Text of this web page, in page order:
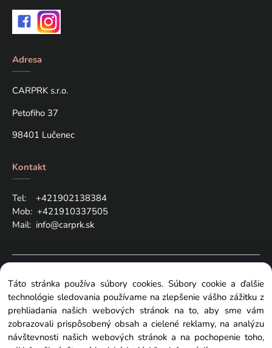
Adresa
CARPRK s.r.o.
Petofiho 37
98401 Lučenec
Kontakt
Tel: +421902138384
Mob: +421910337505
Mail: info@carprk.sk
Zmeniť nastavenia cookies
Táto stránka používa súbory cookies. Súbory cookie a ďalšie
technológie sledovania používame na zlepšenie vášho zážitku z
prehliadania našich webových stránok na to, aby sme vám
zobrazovali prispôsobený obsah a cielené reklamy, na analýzu
návštevnosti našich webových stránok a na pochopenie toho,